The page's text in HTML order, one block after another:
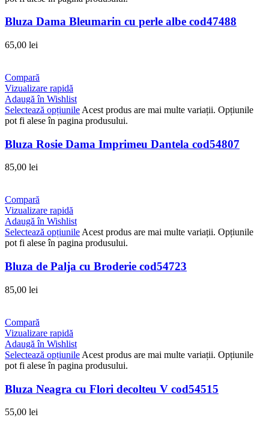
Bluza Dama Bleumarin cu perle albe cod47488
65,00 lei
Compară
Vizualizare rapidă
Adaugă în Wishlist
Selectează opțiunile Acest produs are mai multe variații. Opțiunile
pot fi alese în pagina produsului.
Bluza Rosie Dama Imprimeu Dantela cod54807
85,00 lei
Compară
Vizualizare rapidă
Adaugă în Wishlist
Selectează opțiunileAcest produs are mai multe variații. Opțiunile
pot fi alese în pagina produsului.
Bluza de Palja cu Broderie cod54723
85,00 lei
Compară
Vizualizare rapidă
Adaugă în Wishlist
Selectează opțiunile Acest produs are mai multe variații. Opțiunile
pot fi alese în pagina produsului.
Bluza Neagra cu Flori decolteu V cod54515
55,00 lei